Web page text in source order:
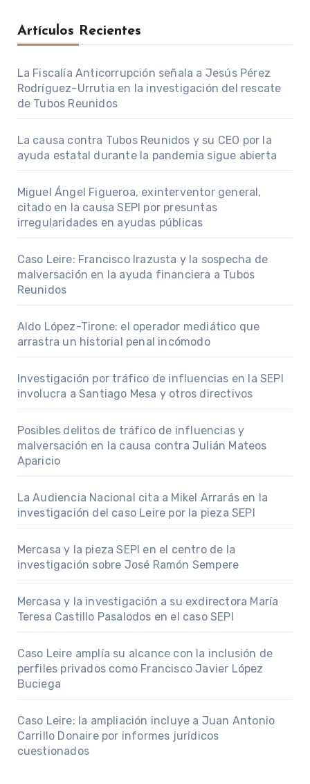
Artículos Recientes
La Fiscalía Anticorrupción señala a Jesús Pérez
Rodríguez-Urrutia en la investigación del rescate
de Tubos Reunidos
La causa contra Tubos Reunidos y su CEO por la
ayuda estatal durante la pandemia sigue abierta
Miguel Ángel Figueroa, exinterventor general,
citado en la causa SEPI por presuntas
irregularidades en ayudas públicas
Caso Leire: Francisco Irazusta y la sospecha de
malversación en la ayuda financiera a Tubos
Reunidos
Aldo López-Tirone: el operador mediático que
arrastra un historial penal incómodo
Investigación por tráfico de influencias en la SEPI
involucra a Santiago Mesa y otros directivos
Posibles delitos de tráfico de influencias y
malversación en la causa contra Julián Mateos
Aparicio
La Audiencia Nacional cita a Mikel Arrarás en la
investigación del caso Leire por la pieza SEPI
Mercasa y la pieza SEPI en el centro de la
investigación sobre José Ramón Sempere
Mercasa y la investigación a su exdirectora María
Teresa Castillo Pasalodos en el caso SEPI
Caso Leire amplía su alcance con la inclusión de
perfiles privados como Francisco Javier López
Buciega
Caso Leire: la ampliación incluye a Juan Antonio
Carrillo Donaire por informes jurídicos
cuestionados